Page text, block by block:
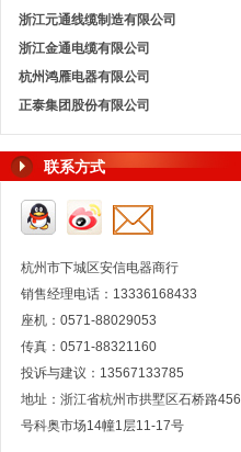
浙江元通线缆制造有限公司
浙江金通电缆有限公司
杭州鸿雁电器有限公司
正泰集团股份有限公司
联系方式
杭州市下城区安信电器商行
销售经理电话：13336168433
座机：0571-88029053
传真：0571-88321160
投诉与建议：13567133785
地址：浙江省杭州市拱墅区石桥路456
号科奥市场14幢1层11-17号